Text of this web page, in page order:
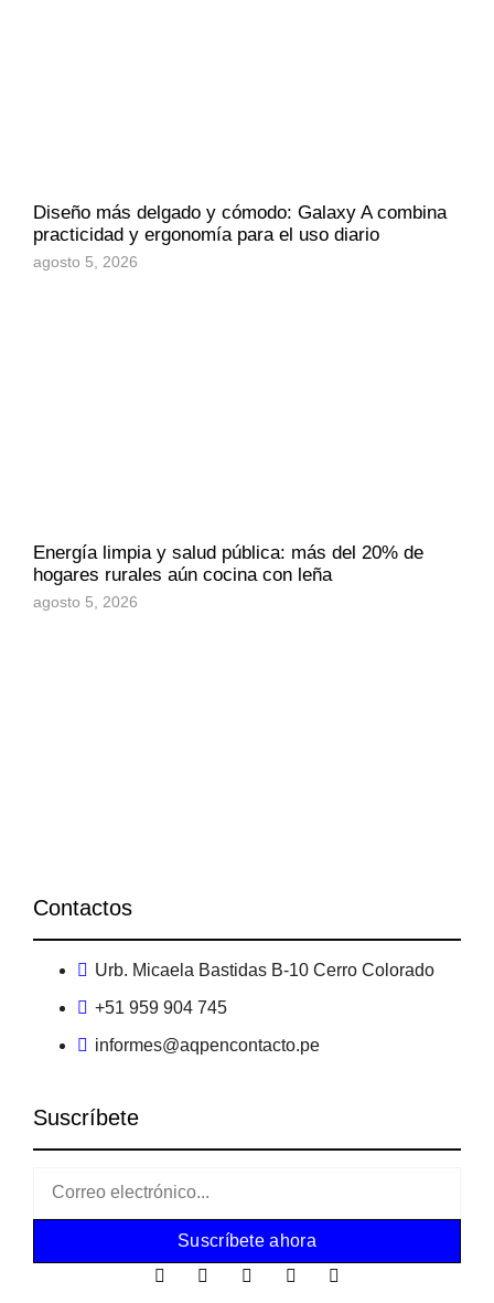
Diseño más delgado y cómodo: Galaxy A combina
practicidad y ergonomía para el uso diario
agosto 5, 2026
Energía limpia y salud pública: más del 20% de
hogares rurales aún cocina con leña
agosto 5, 2026
Contactos
Urb. Micaela Bastidas B-10 Cerro Colorado
+51 959 904 745
informes@aqpencontacto.pe
Suscríbete
Suscríbete ahora